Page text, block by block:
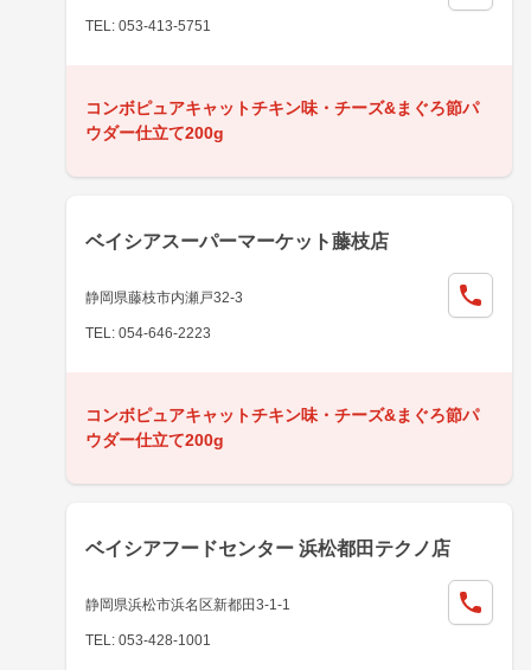
TEL: 053-413-5751
コンボピュアキャットチキン味・チーズ&まぐろ節パ
ウダー仕立て200g
ベイシアスーパーマーケット藤枝店
静岡県藤枝市内瀬戸32-3
TEL: 054-646-2223
コンボピュアキャットチキン味・チーズ&まぐろ節パ
ウダー仕立て200g
ベイシアフードセンター 浜松都田テクノ店
静岡県浜松市浜名区新都田3-1-1
TEL: 053-428-1001